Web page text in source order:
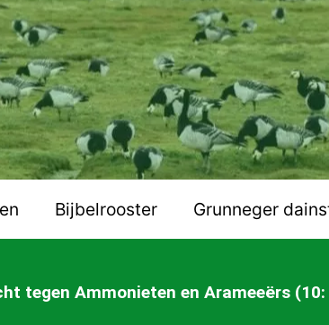
Bijbelrooster Grunneger
tegen Ammonieten en Arameeërs